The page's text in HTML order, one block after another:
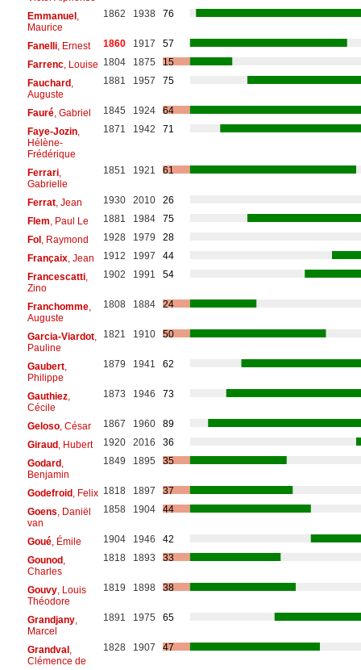
Emmanuel,
Maurice
1862 1938 76
Fanelli, Ernest 1860 1917
57
Farrenc, Louise 1804 1875
15
Fauchard,
Auguste
1881 1957 75
Fauré, Gabriel 1845 1924
64
Faye-Jozin,
Hélène-
Frédérique
1871 1942 71
Ferrari,
Gabrielle
1851 1921 61
Ferrat, Jean 1930 2010
26
Flem , Paul Le 1881 1984
75
Fol, Raymond 1928 1979
28
Françaix, Jean 1912 1997
44
Francescatti,
Zino
1902 1991 54
Franchomme,
Auguste
1808 1884 24
Garcia-Viardot,
Pauline
1821 1910 50
Gaubert,
Philippe
1879 1941 62
Gauthiez,
Cécile
1873 1946 73
Geloso, César 1867 1960
89
Giraud, Hubert 1920 2016
36
Godard,
Benjamin
1849 1895 35
Godefroid, Felix 1818 1897
37
Goens , Daniël
van
1858 1904 44
Goué, Émile 1904 1946
42
Gounod,
Charles
1818 1893 33
Gouvy, Louis
Théodore
1819 1898 38
Grandjany,
Marcel
1891 1975 65
Grandval,
Clémence de
1828 1907 47